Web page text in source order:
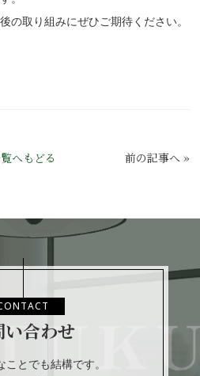
の取り組みにぜひご期待ください。
へもどる 前の記事へ»
い合わせ
ことでも結構です。